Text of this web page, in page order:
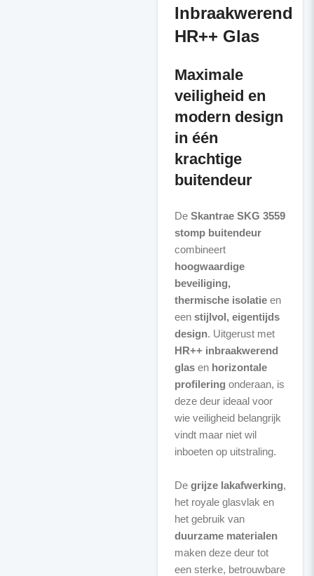
Inbraakwerend
HR++ Glas
Maximale
veiligheid en
modern design
in één
krachtige
buitendeur
De Skantrae SKG 3559
stomp buitendeur
combineert
hoogwaardige
beveiliging,
thermische isolatieen
een stijlvol, eigentijds
design. Uitgerust met
HR++ inbraakwerend
glasen horizontale
profilering onderaan, is
deze deur ideaal voor
wie veiligheid belangrijk
vindt maar niet wil
inboeten op uitstraling.
De grijze lakafwerking,
het royale glasvlak en
het gebruik van
duurzame materialen
maken deze deur tot
een sterke, betrouwbare